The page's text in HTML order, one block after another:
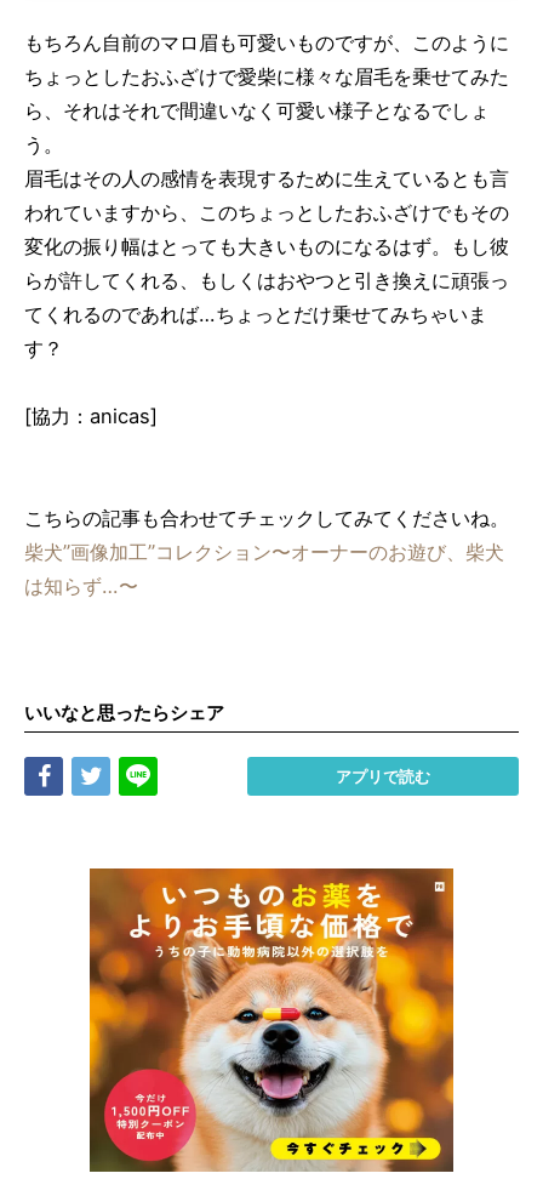
もちろん自前のマロ眉も可愛いものですが、このように
ちょっとしたおふざけで愛柴に様々な眉毛を乗せてみた
ら、それはそれで間違いなく可愛い様子となるでしょ
う。
眉毛はその人の感情を表現するために生えているとも言
われていますから、このちょっとしたおふざけでもその
変化の振り幅はとっても大きいものになるはず。もし彼
らが許してくれる、もしくはおやつと引き換えに頑張っ
てくれるのであれば…ちょっとだけ乗せてみちゃいま
す？
[協力：anicas]
こちらの記事も合わせてチェックしてみてくださいね。
柴犬”画像加工”コレクション〜オーナーのお遊び、柴犬
は知らず…〜
いいなと思ったらシェア
Share Tweet アプリで読む